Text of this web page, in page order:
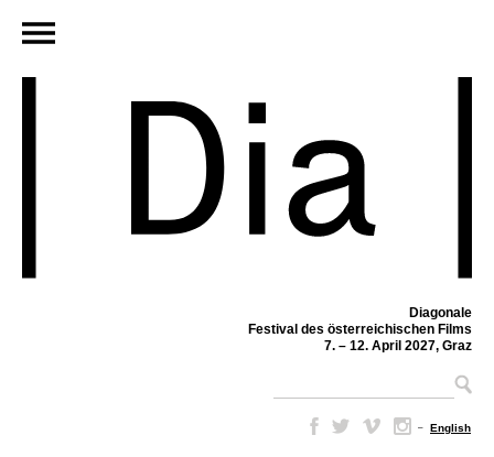
Diagonale
Festival des österreichischen Films
7. – 12. April 2027, Graz
– English